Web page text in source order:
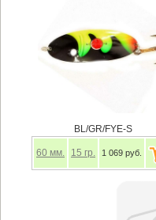
BL/GR/FYE-S
60 мм. 15 гр. 1 069 руб.